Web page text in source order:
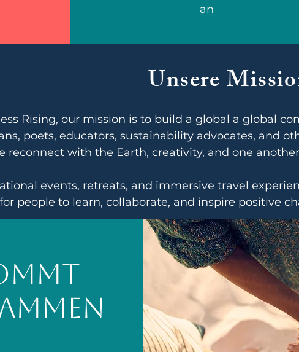
an
Unsere
Rising, our mission is to build a global a global
poets, educators, sustainability advocates, and
reconnect with the Earth, creativity, and one
events, retreats, and immersive travel
people to learn, collaborate, and inspire positive